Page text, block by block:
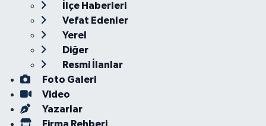
İlçe Haberleri
Vefat Edenler
Yerel
Diğer
Resmi İlanlar
Foto Galeri
Video
Yazarlar
Firma Rehberi